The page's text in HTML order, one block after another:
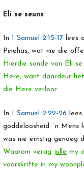
Eli se seuns
In1 Samuel 2:15-17 lees
Pinehas, wat nie die
Hierdie sonde van Eli
Here, want daardeur
die Here verloor.
In1 Samuel 2:22-26
goddeloosheid. ‘n
was nie ernstig genoeg
Waarom verag julle my
voorskrifte in my